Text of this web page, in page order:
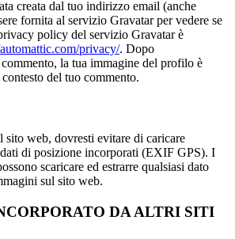
creata dal tuo indirizzo email (anche
fornita al servizio Gravatar per vedere se
policy del servizio Gravatar è
privacy/. Dopo
la tua immagine del profilo è
del tuo commento.
sito web, dovresti evitare di caricare
di posizione incorporati (EXIF GPS). I
scaricare ed estrarre qualsiasi dato
sul sito web.
DA ALTRI SITI